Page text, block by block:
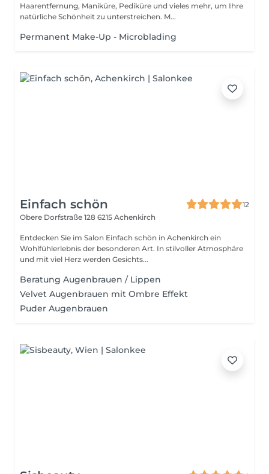
Haarentfernung, Maniküre, Pediküre und vieles mehr, um Ihre
natürliche Schönheit zu unterstreichen. M...
Permanent Make-Up - Microblading
Einfach schön
12
Obere Dorfstraße 128 6215 Achenkirch
Entdecken Sie im Salon Einfach schön in Achenkirch ein
Wohlfühlerlebnis der besonderen Art. In stilvoller Atmosphäre
und mit viel Herz werden Gesichts...
Beratung Augenbrauen / Lippen
Velvet Augenbrauen mit Ombre Effekt
Puder Augenbrauen